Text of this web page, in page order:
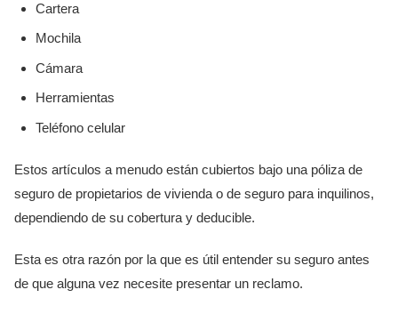
Cartera
Mochila
Cámara
Herramientas
Teléfono celular
Estos artículos a menudo están cubiertos bajo una póliza de
seguro de propietarios de vivienda o de seguro para inquilinos,
dependiendo de su cobertura y deducible.
Esta es otra razón por la que es útil entender su seguro antes
de que alguna vez necesite presentar un reclamo.